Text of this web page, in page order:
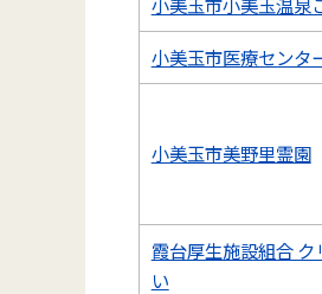
小美玉市医療センタ
小美玉市美野里霊園
霞台厚生施設組合
い